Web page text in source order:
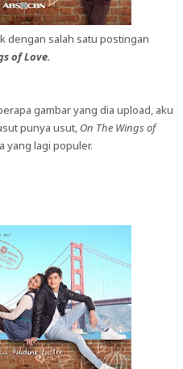
dengan salah satu postingan
of Love.
gambar yang dia upload, aku
punya usut, On The Wings of
yang lagi populer.